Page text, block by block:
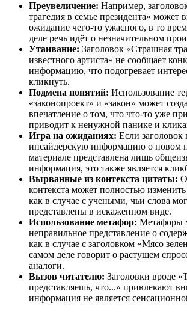
Преувеличение: Например,
трагедия в семье президента» может
ожидание чего-то ужасного, в то
деле речь идёт о незначительном
Утаивание: Заголовок «Страшная
известного артиста» не сообщает
информацию, что подогревает
кликнуть.
Подмена понятий: Использование
«законопроект» и «закон» может
впечатление о том, что что-то уже
приводит к ненужной панике и
Игра на ожиданиях: Если заголовок
инсайдерскую информацию о новом
материале представлена лишь
информация, это также является
Вырванные из контекста цитаты:
контекста может полностью
как в случае с учеными, чьи слова
представлены в искаженном виде.
Использование метафор: Метафоры
неправильное представление о
как в случае с заголовком «Мясо
самом деле говорит о растущем
аналоги.
Вызов читателю: Заголовки вроде
представляешь, что...» привлекают
информация не является